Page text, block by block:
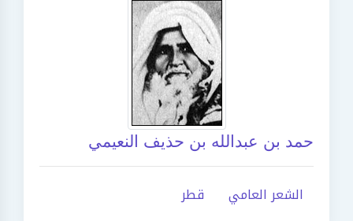
حمد بن عبدالله بن حذيف النعيمي
الشعر العامي قطر